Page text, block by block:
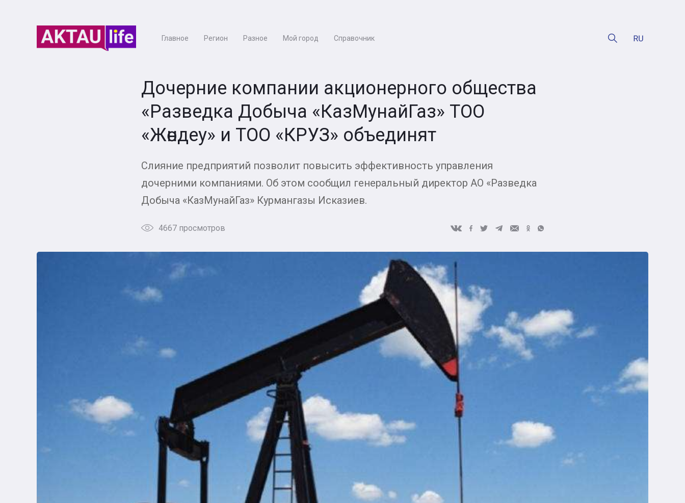
Главное Регион Разное Мой город Справочник
Дочерние компании акционерного общества
«Разведка Добыча «КазМунайГаз» ТОО
«Жөндеу» и ТОО «КРУЗ» объединят
Слияние предприятий позволит повысить эффективность управления
дочерними компаниями. Об этом сообщил генеральный директор АО «Разведка
Добыча «КазМунайГаз» Курмангазы Исказиев.
4667 просмотров